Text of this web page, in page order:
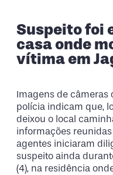
Suspeito foi
casa onde
vítima em
Imagens de câmeras
polícia indicam que,
deixou o local
informações
agentes iniciaram
suspeito ainda
(4), na residência